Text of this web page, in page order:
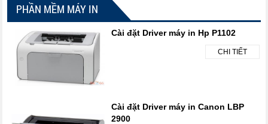
PHẦN MỀM MÁY IN
Cài đặt Driver máy in Hp P1102
CHI TIẾT
Cài đặt Driver máy in Canon LBP
2900